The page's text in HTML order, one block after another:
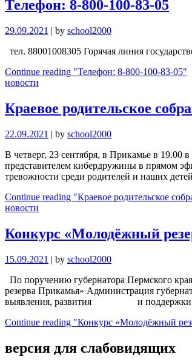
Телефон: 8-800-100-83-05
29.09.2021 | by school2000
тел. 88001008305 Горячая линия
Continue reading "Телефон: 8-800-100-83-05"
новости
Краевое родительское
22.09.2021 | by school2000
В четверг, 23 сентября, в Прикамье в 19.00
представителем кибердружины в прямом
тревожности среди родителей и наших
Continue reading "Краевое родительское
новости
Конкурс «Молодёжный
15.09.2021 | by school2000
По поручению губернатора Пермского
резерва Прикамья» Администрация
выявления, развития и поддержки
Continue reading "Конкурс «Молодёжный
версия для слабовидящих